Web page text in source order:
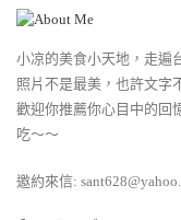
小凉的美食小天地，走遍
照片不是最美，也許文字
歡迎你推薦你心目中的回
吃～～
邀約來信: